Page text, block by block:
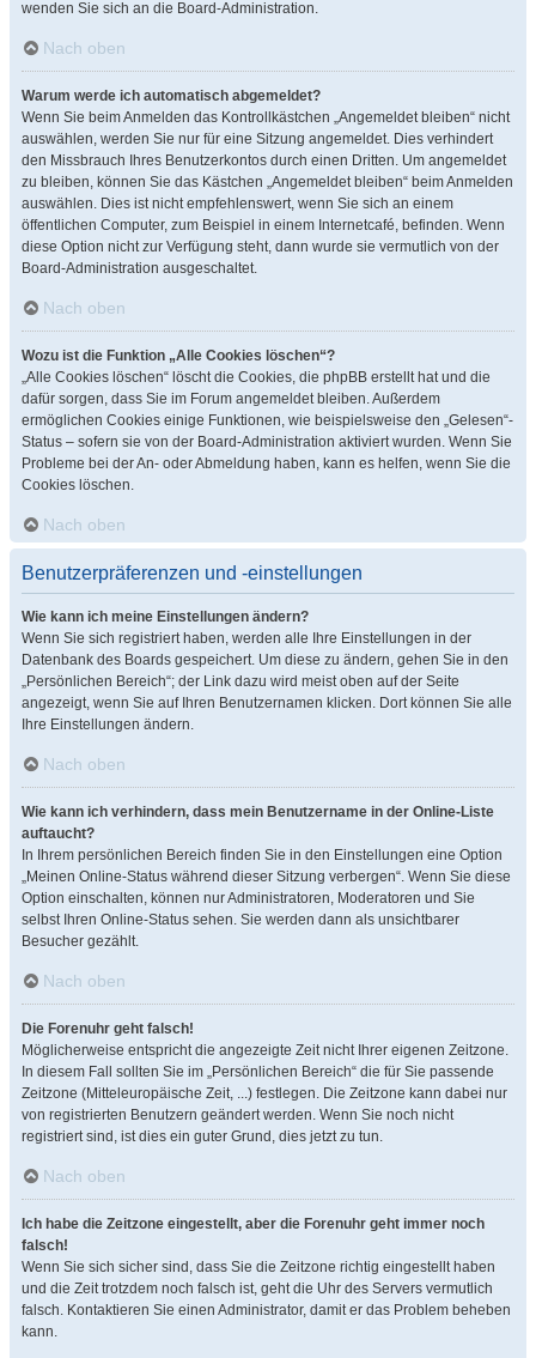
wenden Sie sich an die Board-Administration.
Nach oben
Warum werde ich automatisch abgemeldet?
Wenn Sie beim Anmelden das Kontrollkästchen „Angemeldet bleiben“ nicht
auswählen, werden Sie nur für eine Sitzung angemeldet. Dies verhindert
den Missbrauch Ihres Benutzerkontos durch einen Dritten. Um angemeldet
zu bleiben, können Sie das Kästchen „Angemeldet bleiben“ beim Anmelden
auswählen. Dies ist nicht empfehlenswert, wenn Sie sich an einem
öffentlichen Computer, zum Beispiel in einem Internetcafé, befinden. Wenn
diese Option nicht zur Verfügung steht, dann wurde sie vermutlich von der
Board-Administration ausgeschaltet.
Nach oben
Wozu ist die Funktion „Alle Cookies löschen“?
„Alle Cookies löschen“ löscht die Cookies, die phpBB erstellt hat und die
dafür sorgen, dass Sie im Forum angemeldet bleiben. Außerdem
ermöglichen Cookies einige Funktionen, wie beispielsweise den „Gelesen“-
Status – sofern sie von der Board-Administration aktiviert wurden. Wenn Sie
Probleme bei der An- oder Abmeldung haben, kann es helfen, wenn Sie die
Cookies löschen.
Nach oben
Benutzerpräferenzen und -einstellungen
Wie kann ich meine Einstellungen ändern?
Wenn Sie sich registriert haben, werden alle Ihre Einstellungen in der
Datenbank des Boards gespeichert. Um diese zu ändern, gehen Sie in den
„Persönlichen Bereich“; der Link dazu wird meist oben auf der Seite
angezeigt, wenn Sie auf Ihren Benutzernamen klicken. Dort können Sie alle
Ihre Einstellungen ändern.
Nach oben
Wie kann ich verhindern, dass mein Benutzername in der Online-Liste
auftaucht?
In Ihrem persönlichen Bereich finden Sie in den Einstellungen eine Option
„Meinen Online-Status während dieser Sitzung verbergen“. Wenn Sie diese
Option einschalten, können nur Administratoren, Moderatoren und Sie
selbst Ihren Online-Status sehen. Sie werden dann als unsichtbarer
Besucher gezählt.
Nach oben
Die Forenuhr geht falsch!
Möglicherweise entspricht die angezeigte Zeit nicht Ihrer eigenen Zeitzone.
In diesem Fall sollten Sie im „Persönlichen Bereich“ die für Sie passende
Zeitzone (Mitteleuropäische Zeit, ...) festlegen. Die Zeitzone kann dabei nur
von registrierten Benutzern geändert werden. Wenn Sie noch nicht
registriert sind, ist dies ein guter Grund, dies jetzt zu tun.
Nach oben
Ich habe die Zeitzone eingestellt, aber die Forenuhr geht immer noch
falsch!
Wenn Sie sich sicher sind, dass Sie die Zeitzone richtig eingestellt haben
und die Zeit trotzdem noch falsch ist, geht die Uhr des Servers vermutlich
falsch. Kontaktieren Sie einen Administrator, damit er das Problem beheben
kann.